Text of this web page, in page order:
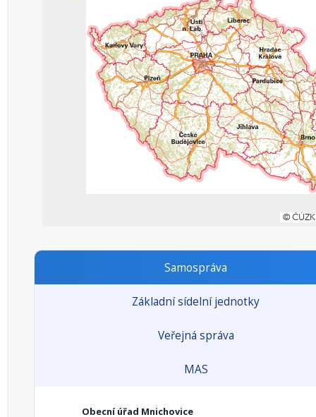
Samospráva
Základní sídelní jednotky
Veřejná správa
MAS
Obecní úřad Mnichovice